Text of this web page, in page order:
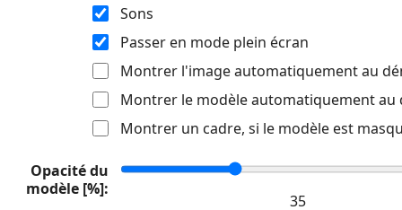
Sons
Passer en mode plein écran
Montrer l'image automatiquement au
Montrer le modèle automatiquement au
Montrer un cadre, si le modèle est
Opacité du
modèle [%]